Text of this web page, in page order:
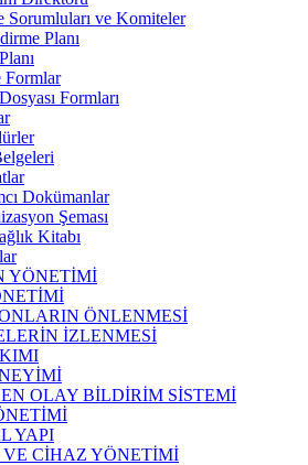
Sorumluları ve Komiteler
Planı
Formlar
Formları
Dokümanlar
Şeması
Kitabı
YÖNETİMİ
ÖNLENMESİ
İZLENMESİ
OLAY BİLDİRİM SİSTEMİ
YAPI
CİHAZ YÖNETİMİ